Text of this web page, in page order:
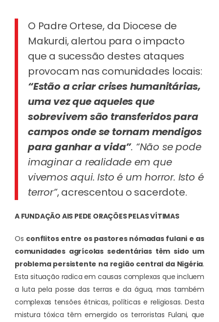
O Padre Ortese, da Diocese de
Makurdi, alertou para o impacto
que a sucessão destes ataques
provocam nas comunidades locais:
“Estão a criar crises humanitárias,
uma vez que aqueles que
sobrevivem são transferidos para
campos onde se tornam mendigos
para ganhar a vida”. “Não se pode
imaginar a realidade em que
vivemos aqui. Isto é um horror. Isto é
terror”, acrescentou o sacerdote.
A FUNDAÇÃO AIS PEDE ORAÇÕES PELAS VÍTIMAS
Os conflitos entre os pastores nómadas fulani e as
comunidades agrícolas sedentárias têm sido um
problema persistente na região central da Nigéria.
Esta situação radica em causas complexas que incluem
a luta pela posse das terras e da água, mas também
complexas tensões étnicas, políticas e religiosas. Desta
mistura tóxica têm emergido os terroristas Fulani, que